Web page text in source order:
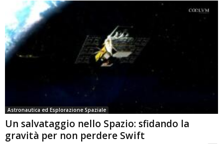
Astronautica ed Esplorazione Spaziale
Un salvataggio nello Spazio: sfidando la
gravità per non perdere Swift